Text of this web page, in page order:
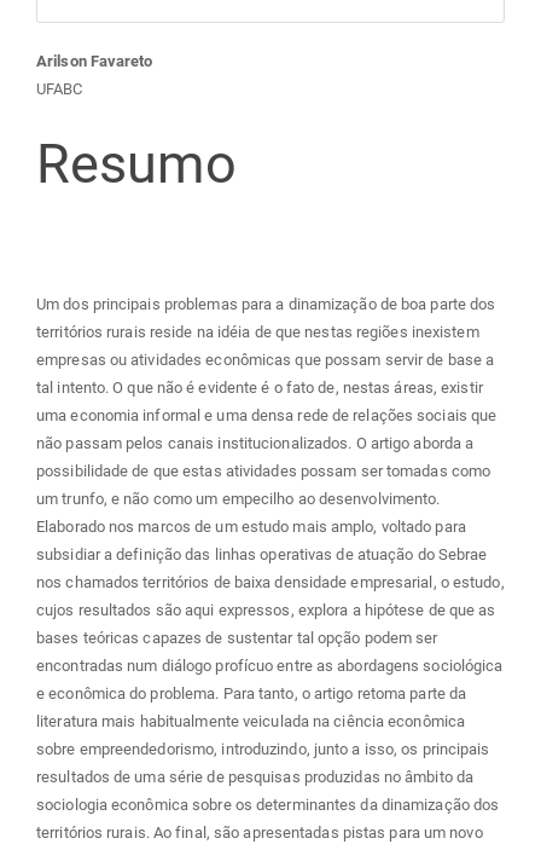
Conteúdo
do
artigo
Arilson Favareto
UFABC
Resumo
Um dos principais problemas para a dinamização de boa parte dos
territórios rurais reside na idéia de que nestas regiões inexistem
empresas ou atividades econômicas que possam servir de base a
tal intento. O que não é evidente é o fato de, nestas áreas, existir
uma economia informal e uma densa rede de relações sociais que
não passam pelos canais institucionalizados. O artigo aborda a
possibilidade de que estas atividades possam ser tomadas como
um trunfo, e não como um empecilho ao desenvolvimento.
Elaborado nos marcos de um estudo mais amplo, voltado para
subsidiar a definição das linhas operativas de atuação do Sebrae
nos chamados territórios de baixa densidade empresarial, o estudo,
cujos resultados são aqui expressos, explora a hipótese de que as
bases teóricas capazes de sustentar tal opção podem ser
encontradas num diálogo profícuo entre as abordagens sociológica
e econômica do problema. Para tanto, o artigo retoma parte da
literatura mais habitualmente veiculada na ciência econômica
sobre empreendedorismo, introduzindo, junto a isso, os principais
resultados de uma série de pesquisas produzidas no âmbito da
sociologia econômica sobre os determinantes da dinamização dos
territórios rurais. Ao final, são apresentadas pistas para um novo